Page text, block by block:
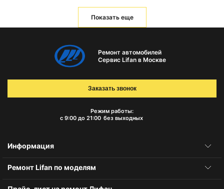
Показать еще
Ремонт автомобилей
Сервис Lifan в Москве
Режим работы:
с 9:00 до 21:00 без выходных
Заказать звонок
Информация
Ремонт Lifan по моделям